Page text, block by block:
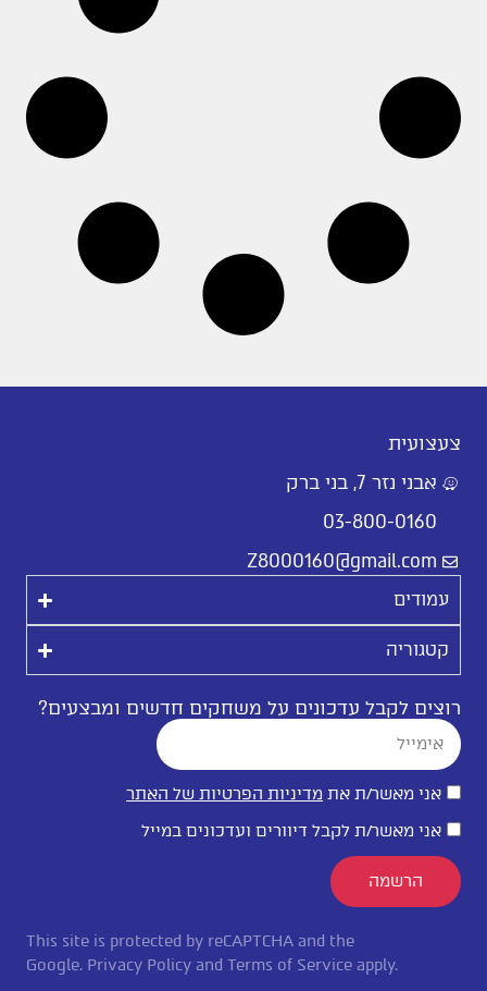
צעצועית
אבני נזר 7, בני ברק
03-800-0160
Z8000160@gmail.com
עמודים
קטגוריה
רוצים לקבל עדכונים על משחקים חדשים ומבצעים?
אני מאשר/ת את מדיניות הפרטיות של האתר
אני מאשר/ת לקבל דיוורים ועדכונים במייל
הרשמה
This site is protected by reCAPTCHA and the
Google. Privacy Policy and Terms of Service apply.